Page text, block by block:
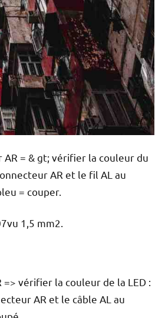
AR = & gt; vérifier la couleur du
AR et le fil AL au
= couper.
1,5 mm2.
vérifier la couleur de la LED :
AR et le câble AL au